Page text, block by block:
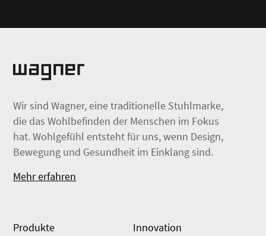
Wir sind Wagner, eine traditionelle Stuhlmarke,
die das Wohlbefinden der Menschen im Fokus
hat. Wohlgefühl entsteht für uns, wenn Design,
Bewegung und Gesundheit im Einklang sind.
Mehr erfahren
Produkte
Innovation